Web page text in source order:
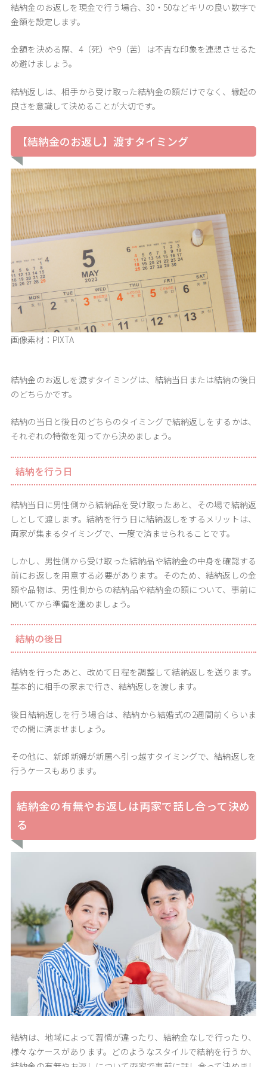
結納金のお返しを現金で行う場合、30・50などキリの良い数字で
金額を設定します。
金額を決める際、4（死）や9（苦）は不吉な印象を連想させるた
め避けましょう。
結納返しは、相手から受け取った結納金の額だけでなく、縁起の
良さを意識して決めることが大切です。
【結納金のお返し】渡すタイミング
画像素材：PIXTA
結納金のお返しを渡すタイミングは、結納当日または結納の後日
のどちらかです。
結納の当日と後日のどちらのタイミングで結納返しをするかは、
それぞれの特徴を知ってから決めましょう。
結納を行う日
結納当日に男性側から結納品を受け取ったあと、その場で結納返
しとして渡します。結納を行う日に結納返しをするメリットは、
両家が集まるタイミングで、一度で済ませられることです。
しかし、男性側から受け取った結納品や結納金の中身を確認する
前にお返しを用意する必要があります。そのため、結納返しの金
額や品物は、男性側からの結納品や結納金の額について、事前に
聞いてから準備を進めましょう。
結納の後日
結納を行ったあと、改めて日程を調整して結納返しを送ります。
基本的に相手の家まで行き、結納返しを渡します。
後日結納返しを行う場合は、結納から結婚式の2週間前くらいま
での間に済ませましょう。
その他に、新郎新婦が新居へ引っ越すタイミングで、結納返しを
行うケースもあります。
結納金の有無やお返しは両家で話し合って決め
る
結納は、地域によって習慣が違ったり、結納金なしで行ったり、
様々なケースがあります。どのようなスタイルで結納を行うか、